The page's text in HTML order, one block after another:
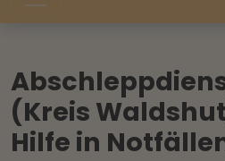
(Kreis
Hilfe in